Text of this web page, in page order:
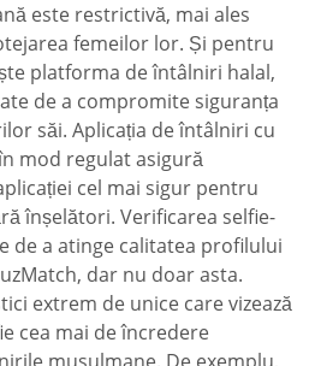
este restrictivă, mai ales
femeilor lor. Și pentru
platforma de întâlniri halal,
de a compromite siguranța
săi. Aplicația de întâlniri cu
mod regulat asigură
cel mai sigur pentru
înșelători. Verificarea selfie-
de a atinge calitatea profilului
dar nu doar asta.
extrem de unice care vizează
cea mai de încredere